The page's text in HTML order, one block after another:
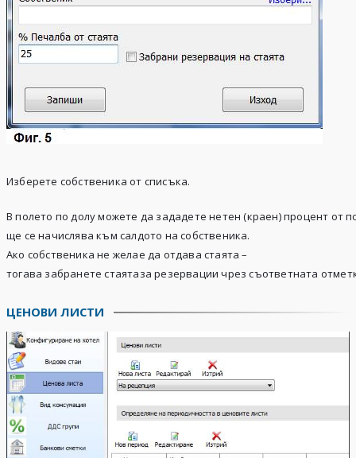
Изберете собственика от списъка.
В полето по долу можете да зададете нетен (краен) процент от
ще се начислява към салдото на собственика.
Ако собственика не желае да отдава стаята –
тогава забранете стаятаза резервации чрез съответната
ЦЕНОВИ ЛИСТИ